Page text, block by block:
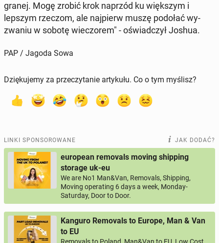
gra­nej. Mogę zrobić krok naprzód ku więk­szym i
lepszym rzeczom, ale naj­pierw muszę podołać wy­
zwa­niu w sobotę wie­czo­rem" - oświad­czył Joshua.
PAP / Jagoda Sowa
Dziękujemy za przeczytanie artykułu. Co o tym myślisz?
LINKI SPONSOROWANE JAK DODAĆ?
european removals moving shipping
storage uk-eu
We are No1 Man&Van, Removals, Shipping,
Moving operating 6 days a week, Monday-
Saturday, Door to Door.
Kanguro Removals to Europe, Man & Van
to EU